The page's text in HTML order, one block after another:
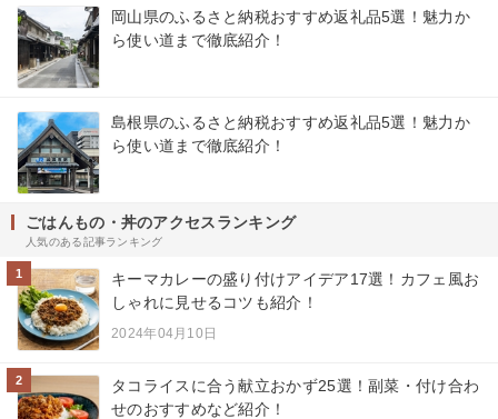
岡山県のふるさと納税おすすめ返礼品5選！魅力か
ら使い道まで徹底紹介！
島根県のふるさと納税おすすめ返礼品5選！魅力か
ら使い道まで徹底紹介！
ごはんもの・丼のアクセスランキング
人気のある記事ランキング
1
キーマカレーの盛り付けアイデア17選！カフェ風お
しゃれに見せるコツも紹介！
2024年04月10日
2
タコライスに合う献立おかず25選！副菜・付け合わ
せのおすすめなど紹介！